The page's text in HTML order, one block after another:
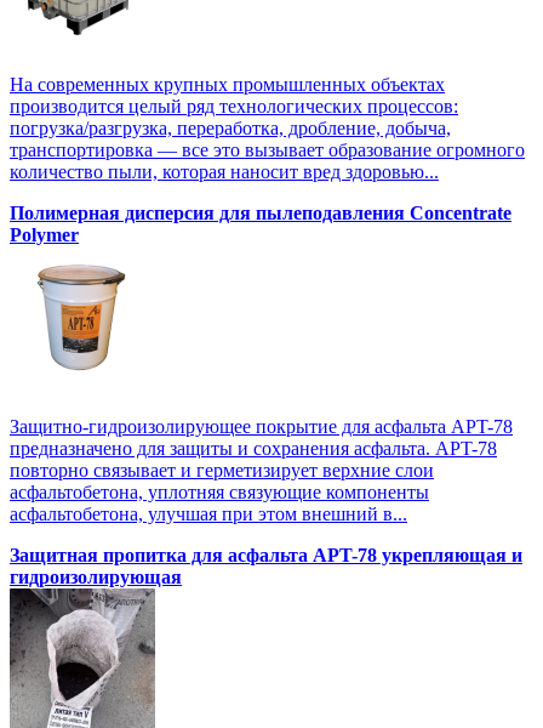
На современных крупных промышленных объектах
производится целый ряд технологических процессов:
погрузка/разгрузка, переработка, дробление, добыча,
транспортировка — все это вызывает образование огромного
количество пыли, которая наносит вред здоровью...
Полимерная дисперсия для пылеподавления Concentrate
Polymer
Защитно-гидроизолирующее покрытие для асфальта APT-78
предназначено для защиты и сохранения асфальта. APT-78
повторно связывает и герметизирует верхние слои
асфальтобетона, уплотняя связующие компоненты
асфальтобетона, улучшая при этом внешний в...
Защитная пропитка для асфальта APT-78 укрепляющая и
гидроизолирующая